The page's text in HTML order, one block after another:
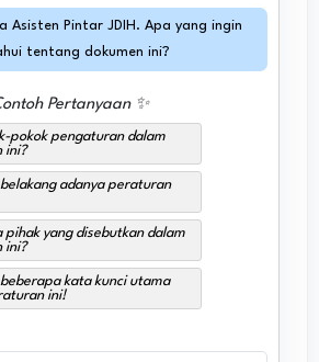
Pertanyaan ✨
pokok pengaturan dalam
ini?
adanya peraturan
pihak yang disebutkan dalam
ini?
kata kunci utama
ini!
Asisten Pintar JDIH. Apa yang ingin
tentang dokumen ini?